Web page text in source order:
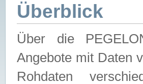
Überblick
Über die
Angebote mit Daten
Rohdaten